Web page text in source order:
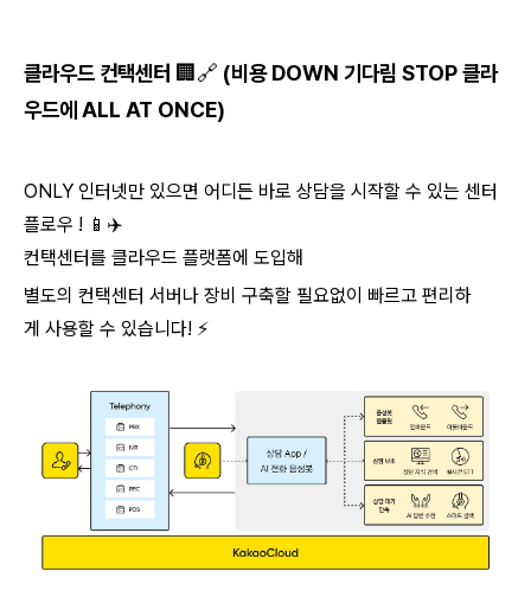
클라우드 컨택센터 🏢🔗 (비용 DOWN 기다림 STOP 클라
우드에 ALL AT ONCE)
ONLY 인터넷만 있으면 어디든 바로 상담을 시작할 수 있는 센터
플로우 ! 📱✈️
컨택센터를 클라우드 플랫폼에 도입해
별도의 컨택센터 서버나 장비 구축할 필요없이 빠르고 편리하
게 사용할 수 있습니다! ⚡